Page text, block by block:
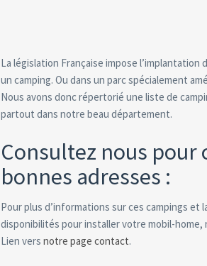
La législation Française impose l’implantation
un camping. Ou dans un parc spécialement
Nous avons donc répertorié une liste de
partout dans notre beau département.
Consultez nous pour
bonnes adresses :
Pour plus d’informations sur ces campings et
disponibilités pour installer votre mobil-home,
Lien vers notre page contact.